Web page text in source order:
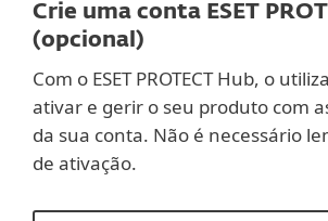
Crie uma conta ESET
(opcional)
Com o ESET PROTECT Hub, o
ativar e gerir o seu produto com
da sua conta. Não é necessário
de ativação.